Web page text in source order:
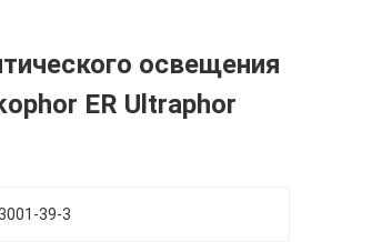
освещения
ER Ultraphor
39-3